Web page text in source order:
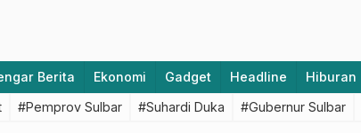
Berita Ekonomi Gadget Headline Hiburan
#Pemprov Sulbar #Suhardi Duka #Gubernur Sulbar